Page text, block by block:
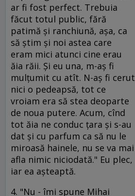
ar fi fost perfect. Trebuia
făcut totul public, fără
patimă şi ranchiună, aşa, ca
să ştim şi noi astea care
eram mici atunci cine erau
ăia răii. Şi eu una, m-aş fi
mulţumit cu atît. N-aş fi cerut
nici o pedeapsă, tot ce
vroiam era să stea deoparte
de noua putere. Acum, cînd
tot ăia ne conduc ţara şi s-au
dat şi cu parfum ca să nu le
miroasă hainele, nu se va mai
afla nimic niciodată." Eu plec,
iar ea aşteaptă.
4. "Nu - îmi spune Mihai